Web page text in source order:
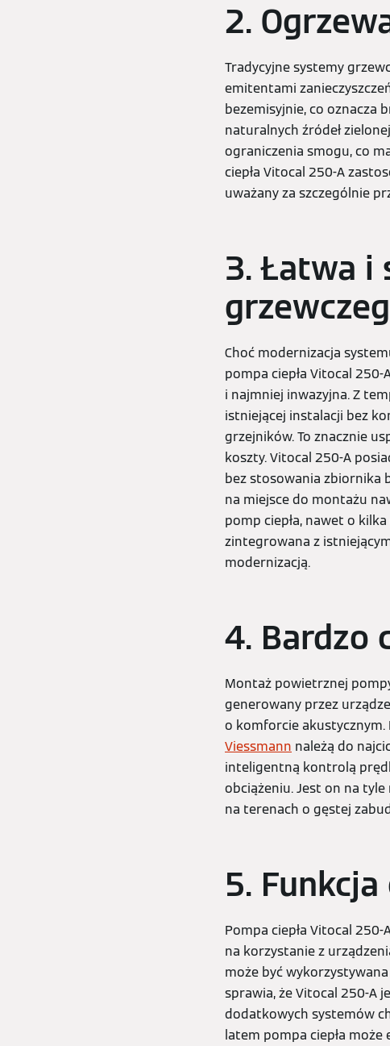
2.
Tradycyjne systemy
emitentami
bezemisyjnie, co oznacza
naturalnych źródeł
ograniczenia smogu, co
ciepła Vitocal 250-A
uważany za szczególnie
3. Łatwa i
Choć modernizacja
pompa ciepła Vitocal
i najmniej inwazyjna. Z
istniejącej instalacji bez
grzejników. To znacznie
koszty. Vitocal 250-A
bez stosowania zbiornika
na miejsce do montażu
pomp ciepła, nawet o
zintegrowana z
modernizacją.
4. Bardzo
Montaż powietrznej
generowany przez
o komforcie akustycznym.
Viessmann należą do
inteligentną kontrolą
obciążeniu. Jest on na
na terenach o gęstej
5. Funkcja
Pompa ciepła Vitocal
na korzystanie z
może być
sprawia, że Vitocal 250-A
dodatkowych systemów
latem pompa ciepła